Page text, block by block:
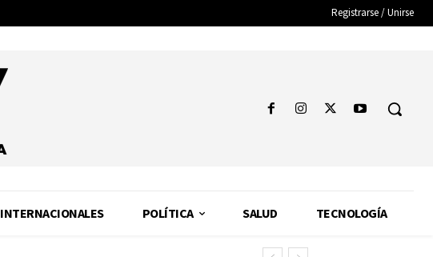
Registrarse / Unirse
INTERNACIONALES POLÍTICA SALUD TECNOLOGÍA